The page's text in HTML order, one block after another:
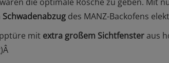
Schwadenabzug des MANZ-Backofens
mit extra großem Sichtfensteraus